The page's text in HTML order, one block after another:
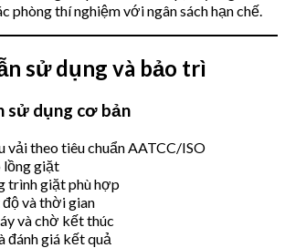
phòng thí nghiệm với ngân sách hạn chế.
sử dụng và bảo trì
sử dụng cơ bản
vải theo tiêu chuẩn AATCC/ISO
lồng giặt
trình giặt phù hợp
và thời gian
và chờ kết thúc
đánh giá kết quả